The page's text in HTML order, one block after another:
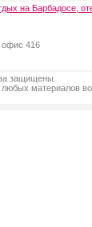
на Барбадосе,
офис 416
защищены.
материалов